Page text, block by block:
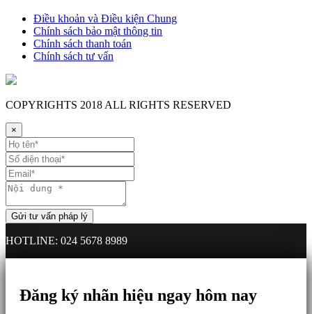
Điều khoản và Điều kiện Chung
Chính sách bảo mật thông tin
Chính sách thanh toán
Chính sách tư vấn
COPYRIGHTS 2018 ALL RIGHTS RESERVED
×
HOTLINE: 024 5678 8989
Đăng ký nhãn hiệu ngay hôm nay